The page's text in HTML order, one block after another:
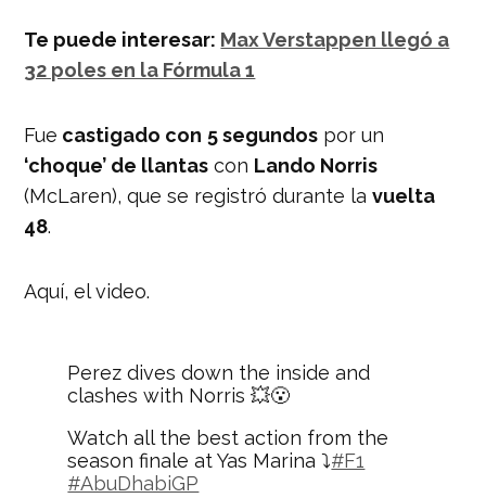
Te puede interesar: Max Verstappen llegó a
32 poles en la Fórmula 1
Fue castigado con 5 segundos por un
‘choque’ de llantas con Lando Norris
(McLaren), que se registró durante lavuelta
48.
Aquí, el video.
Perez dives down the inside and
clashes with Norris 💥😮
Watch all the best action from the
season finale at Yas Marina ⤵️#F1
#AbuDhabiGP